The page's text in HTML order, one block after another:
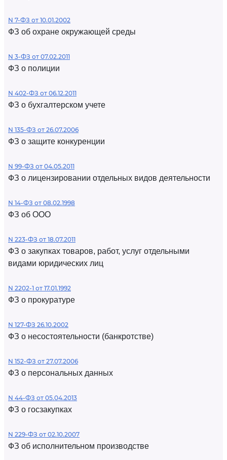
N 7-ФЗ от 10.01.2002
ФЗ об охране окружающей среды
N 3-ФЗ от 07.02.2011
ФЗ о полиции
N 402-ФЗ от 06.12.2011
ФЗ о бухгалтерском учете
N 135-ФЗ от 26.07.2006
ФЗ о защите конкуренции
N 99-ФЗ от 04.05.2011
ФЗ о лицензировании отдельных видов деятельности
N 14-ФЗ от 08.02.1998
ФЗ об ООО
N 223-ФЗ от 18.07.2011
ФЗ о закупках товаров, работ, услуг отдельными
видами юридических лиц
N 2202-1 от 17.01.1992
ФЗ о прокуратуре
N 127-ФЗ 26.10.2002
ФЗ о несостоятельности (банкротстве)
N 152-ФЗ от 27.07.2006
ФЗ о персональных данных
N 44-ФЗ от 05.04.2013
ФЗ о госзакупках
N 229-ФЗ от 02.10.2007
ФЗ об исполнительном производстве